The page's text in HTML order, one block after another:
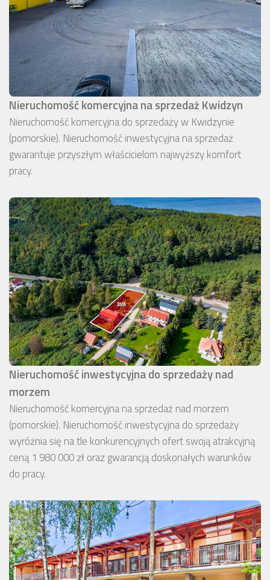
Nieruchomość komercyjna na sprzedaż Kwidzyn
Nieruchomość komercyjna do sprzedaży w Kwidzynie
(pomorskie). Nieruchomość inwestycyjna na sprzedaż
gwarantuje przyszłym właścicielom najwyższy komfort
pracy.
Nieruchomość inwestycyjna do sprzedaży nad
morzem
Nieruchomość komercyjna na sprzedaż nad morzem
(pomorskie). Nieruchomość inwestycyjna do sprzedaży
wyróżnia się na tle konkurencyjnych ofert swoją atrakcyjną
ceną 1 980 000 zł oraz gwarancją doskonałych warunków
do pracy.